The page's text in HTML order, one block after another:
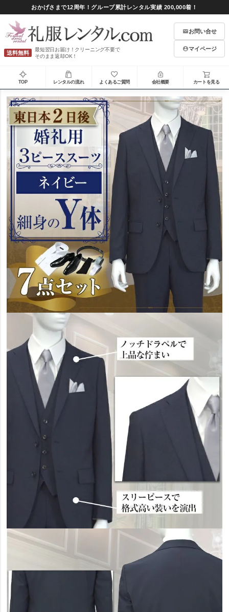
おかげさまで12周年！グループ累計レンタル実績 200,000着！
送料無料
最短翌日お届け！クリーニング不要で
そのまま返却OK！
お問い合せ
マイページ
TOP レンタルの流れ よくあるご質問 会社概要 カートを見る